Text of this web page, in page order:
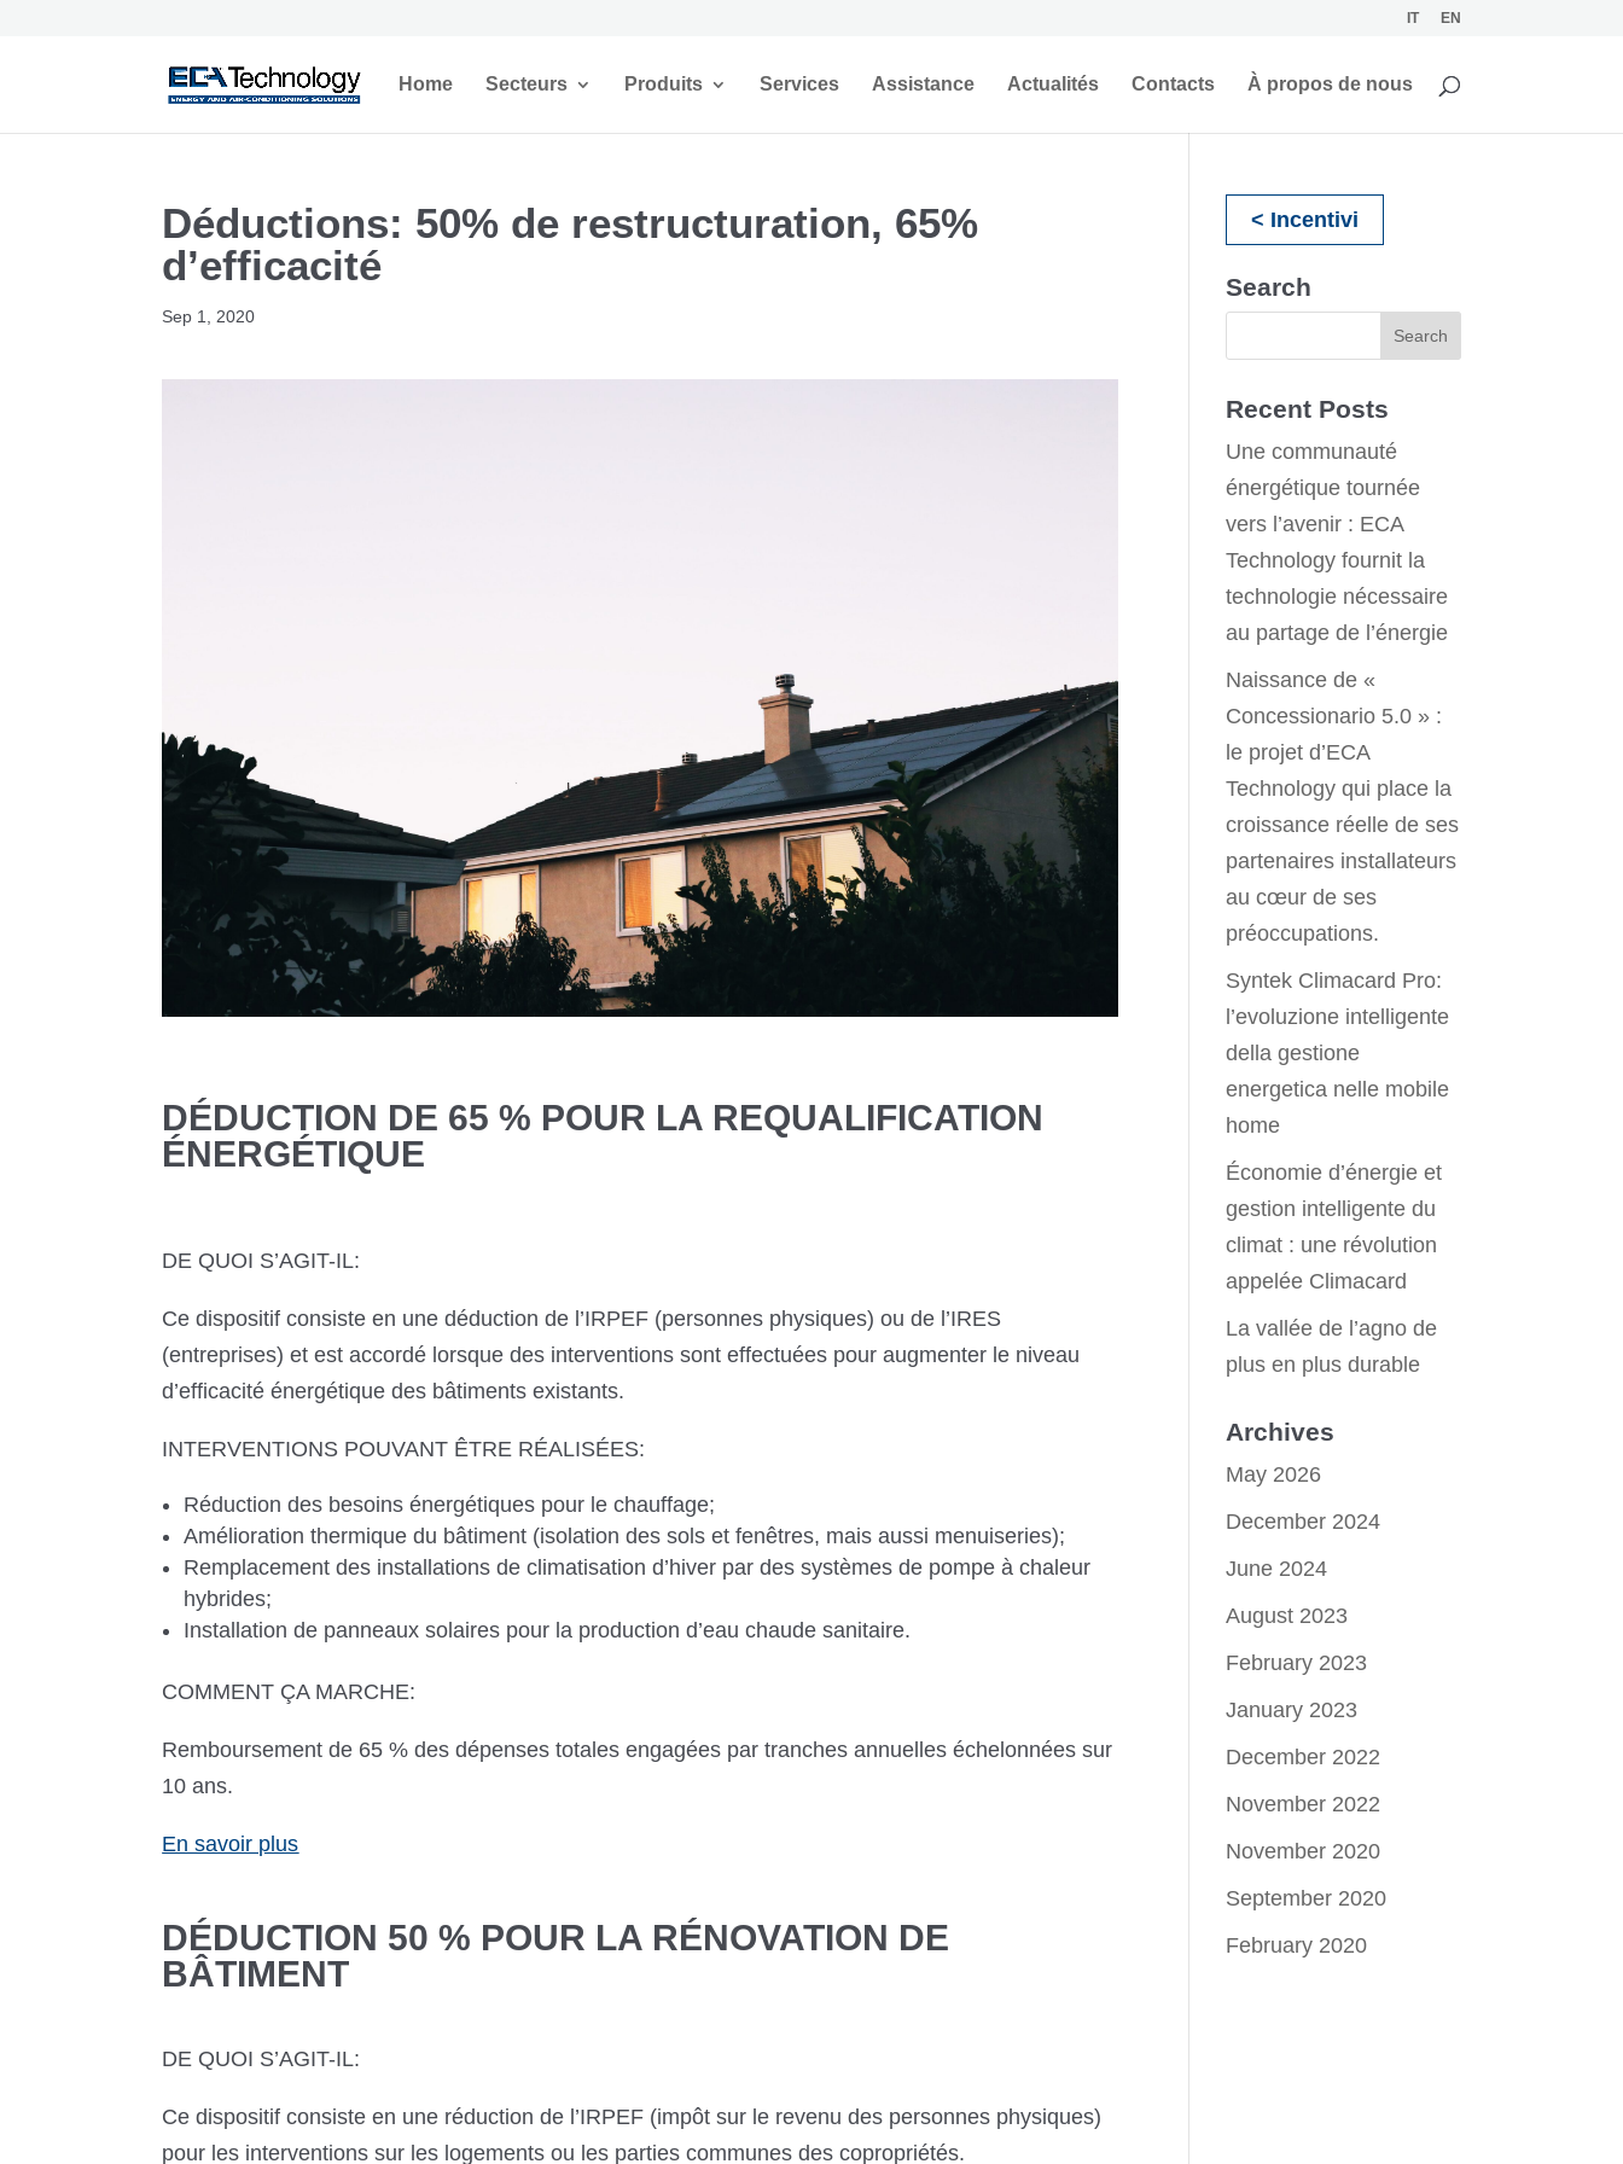
IT EN
Home Secteurs Produits Services Assistance Actualités Contacts À propos de nous
Déductions: 50% de restructuration, 65%
d’efficacité
Sep 1, 2020
DÉDUCTION DE 65 % POUR LA REQUALIFICATION
ÉNERGÉTIQUE
DE QUOI S’AGIT-IL:
Ce dispositif consiste en une déduction de l’IRPEF (personnes physiques) ou de l’IRES
(entreprises) et est accordé lorsque des interventions sont effectuées pour augmenter le niveau
d’efficacité énergétique des bâtiments existants.
INTERVENTIONS POUVANT ÊTRE RÉALISÉES:
Réduction des besoins énergétiques pour le chauffage;
Amélioration thermique du bâtiment (isolation des sols et fenêtres, mais aussi menuiseries);
Remplacement des installations de climatisation d’hiver par des systèmes de pompe à chaleur
hybrides;
Installation de panneaux solaires pour la production d’eau chaude sanitaire.
COMMENT ÇA MARCHE:
Remboursement de 65 % des dépenses totales engagées par tranches annuelles échelonnées sur
10 ans.
En savoir plus
DÉDUCTION 50 % POUR LA RÉNOVATION DE
BÂTIMENT
DE QUOI S’AGIT-IL:
Ce dispositif consiste en une réduction de l’IRPEF (impôt sur le revenu des personnes physiques)
pour les interventions sur les logements ou les parties communes des copropriétés.
< Incentivi
Search
Recent Posts
Une communauté
énergétique tournée
vers l’avenir : ECA
Technology fournit la
technologie nécessaire
au partage de l’énergie
Naissance de «
Concessionario 5.0 » :
le projet d’ECA
Technology qui place la
croissance réelle de ses
partenaires installateurs
au cœur de ses
préoccupations.
Syntek Climacard Pro:
l’evoluzione intelligente
della gestione
energetica nelle mobile
home
Économie d’énergie et
gestion intelligente du
climat : une révolution
appelée Climacard
La vallée de l’agno de
plus en plus durable
Archives
May 2026
December 2024
June 2024
August 2023
February 2023
January 2023
December 2022
November 2022
November 2020
September 2020
February 2020